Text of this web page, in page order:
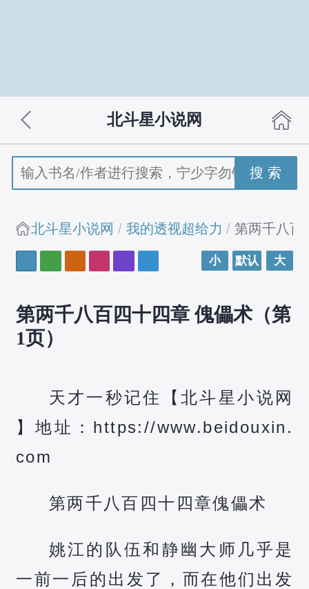
北斗星小说网
搜 索
北斗星小说网 我的透视超给力 第两千八百
小 默认 大
第两千八百四十四章 傀儡术（第
1页）
天才一秒记住【北斗星小说网
】地址：https://www.beidouxin.
com
第两千八百四十四章傀儡术
姚江的队伍和静幽大师几乎是
一前一后的出发了，而在他们出发